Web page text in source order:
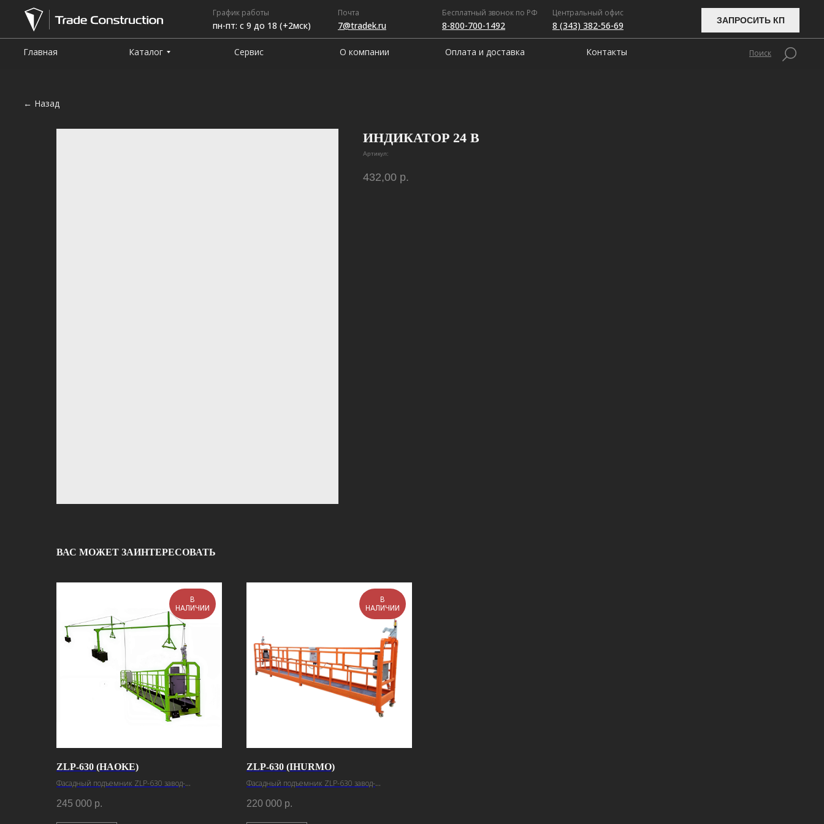
8-800-700-1492
7@tradek.ru
Центральный офис
Поиск
Бесплатный звонок по РФ
Почта
График работы
пн-пт: с 9 до 18 (+2мск) ЗАПРОСИТЬ КП
8 (343) 382-56-69
Главная Каталог Сервис О компании Оплата и доставка Контакты
← Назад
ИНДИКАТОР 24 В
Артикул:
432,00 р.
ВАС МОЖЕТ ЗАИНТЕРЕСОВАТЬ
В
НАЛИЧИИ
ZLP-630 (HAOKE)
Фасадный подъемник ZLP-630 завод-
245 000 р.
В
НАЛИЧИИ
ZLP-630 (IHURMO)
Фасадный подъемник ZLP-630 завод-
220 000 р.